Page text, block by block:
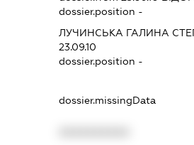
dossier.position -
ЛУЧИНСЬКА ГАЛИНА
23.09.10
dossier.position -
dossier.missingData